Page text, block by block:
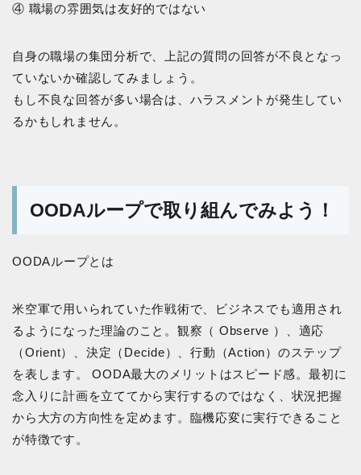
④ 職場の雰囲気は友好的ではない
自身の職場の集団分析で、上記の質問の回答が不良となっ
ていないか確認してみましょう。
もし不良な回答が多い場合は、ハラスメントが発生してい
るかもしれません。
OODAループで取り組んでみよう！
OODAループとは
米空軍で用いられていた作戦術で、ビジネスでも適用され
るようになった理論のこと。観察（ Observe ）、適応
（Orient）、決定（Decide）、行動（Action）のステップ
を表します。 OODA最大のメリットはスピード感。最初に
念入りに計画を立ててから実行するのではなく、状況把握
から大方の方向性を定めます。臨機応変に実行できること
が特徴です。